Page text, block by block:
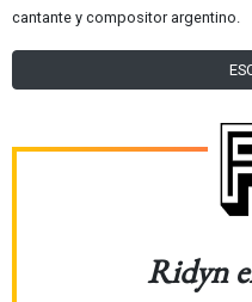
cantante y compositor argentino.
Ridyn